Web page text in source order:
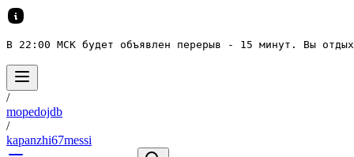
В 22:00 МСК будет объявлен перерыв - 15 минут. Вы
/
mopedojdb
/
kapanzhi67messi